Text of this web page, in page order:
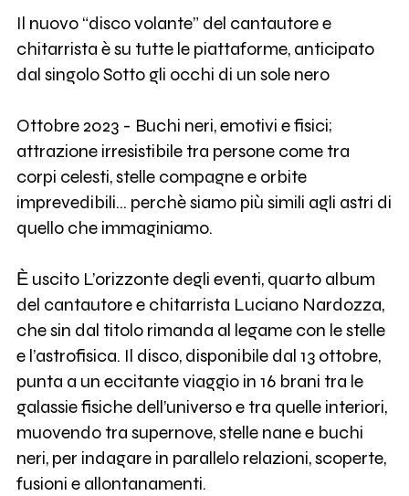
Il nuovo “disco volante” del cantautore e
chitarrista è su tutte le piattaforme, anticipato
dal singolo Sotto gli occhi di un sole nero
Ottobre 2023 - Buchi neri, emotivi e fisici;
attrazione irresistibile tra persone come tra
corpi celesti, stelle compagne e orbite
imprevedibili... perchè siamo più simili agli astri di
quello che immaginiamo.
Ѐ uscito L’orizzonte degli eventi, quarto album
del cantautore e chitarrista Luciano Nardozza,
che sin dal titolo rimanda al legame con le stelle
e l’astrofisica. Il disco, disponibile dal 13 ottobre,
punta a un eccitante viaggio in 16 brani tra le
galassie fisiche dell’universo e tra quelle interiori,
muovendo tra supernove, stelle nane e buchi
neri, per indagare in parallelo relazioni, scoperte,
fusioni e allontanamenti.